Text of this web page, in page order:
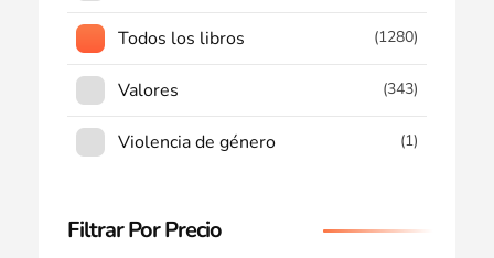
Todos los libros (1280)
Valores (343)
Violencia de género (1)
Filtrar Por Precio